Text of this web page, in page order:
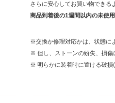
さらに安心してお買い物できる
商品到着後の1週間以内の未使
※交換か修理対応かは、状態に
※ 但し、ストーンの紛失、損傷
※ 明らかに装着時に置ける破損